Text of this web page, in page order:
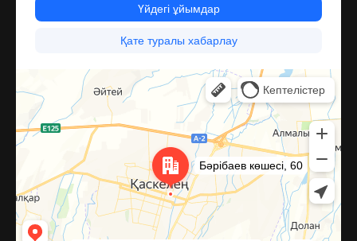
Улица Барибаева, 60 — Яндекс Карты